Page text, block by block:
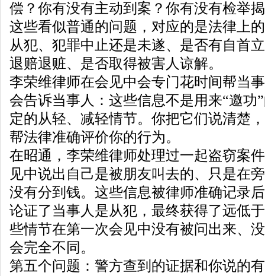
偿？你有没有主动到案？你有没有检举
这些看似普通的问题，对应的是法律上
从犯、犯罪中止还是未遂、是否有自首
退赔退赃、是否取得被害人谅解。
李荣维律师在会见中会专门花时间帮当
会告诉当事人：这些信息不是用来“邀功
定的从轻、减轻情节。你把它们说清楚
帮法律准确评价你的行为。
在昭通，李荣维律师处理过一起盗窃案
见中说出自己是被朋友叫去的、只是在
没有分到钱。这些信息被律师准确记录
论证了当事人是从犯，最终获得了远低
些情节在第一次会见中没有被问出来、
会完全不同。
第五个问题：警方查到的证据和你说的